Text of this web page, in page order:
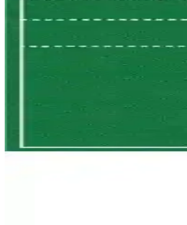
12'li kırmızı keçe yılbaşı süsleri, dayanıklı ve
Akseren Halı Altı Koruyucu Keçe
İki farklı Akseren halı altı koruyucu keçe
Bonvos Keçe Yılbaşı Süsleri:
Bonvos keçe yılbaşı süsleri, dayanıklı ve
2025'te Camelyaf Fiber Elyaf Keçe
2025'in en dayanıklı ve hafif Camelyaf Fiber